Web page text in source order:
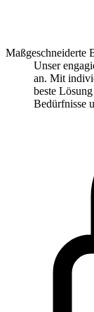
Maßgeschneiderte
Unser
an. Mit
beste
Bedürfnisse